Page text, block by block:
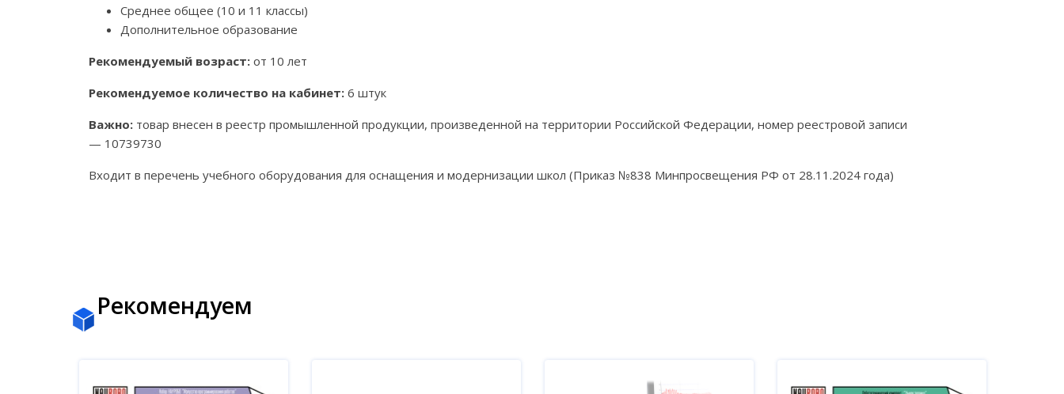
Среднее общее (10 и 11 классы)
Дополнительное образование
Рекомендуемый возраст: от 10 лет
Рекомендуемое количество на кабинет: 6 штук
Важно: товар внесен в реестр промышленной продукции, произведенной на территории Российской Федерации, номер реестровой записи
— 10739730
Входит в перечень учебного оборудования для оснащения и модернизации школ (Приказ №838 Минпросвещения РФ от 28.11.2024 года)
Рекомендуем